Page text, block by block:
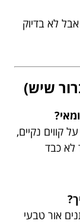
לא בדיוק
שיש)
קווים נקיים,
לא כבד
אור טבעי